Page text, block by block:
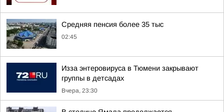
Средняя пенсия более 35 тыс
02:45
Изза энтеровируса в Тюмени закрывают
группы в детсадах
Вчера, 23:30